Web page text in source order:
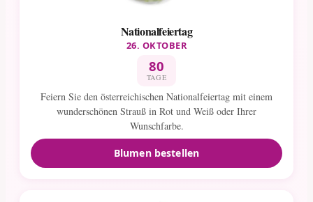
Nationalfeiertag
26. OKTOBER
80
TAGE
Feiern Sie den österreichischen Nationalfeiertag mit einem
wunderschönen Strauß in Rot und Weiß oder Ihrer
Wunschfarbe.
Blumen bestellen